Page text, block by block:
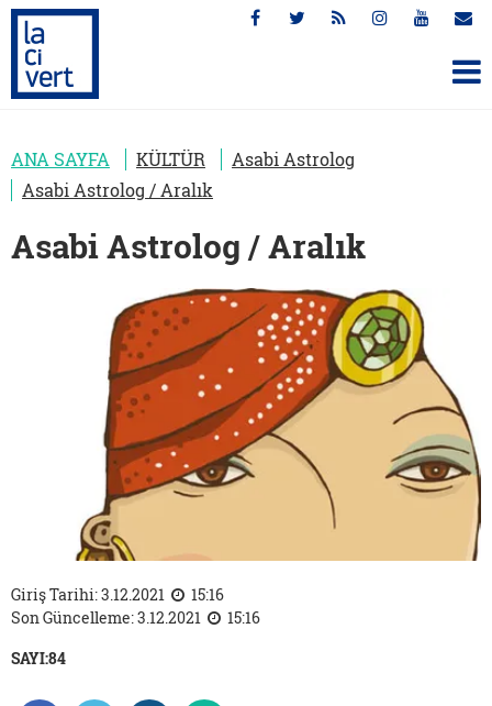
ANA SAYFA KÜLTÜR
Asabi Astrolog
Asabi Astrolog / Aralık
Asabi Astrolog / Aralık
Giriş Tarihi: 3.12.2021
15:16
Son Güncelleme: 3.12.2021
15:16
SAYI:84